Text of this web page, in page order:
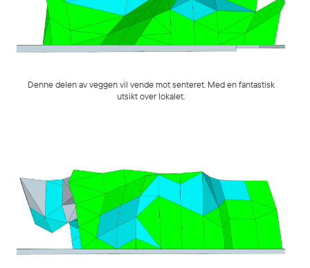
Denne delen av veggen vil vende mot senteret. Med en fantastisk
utsikt over lokalet.